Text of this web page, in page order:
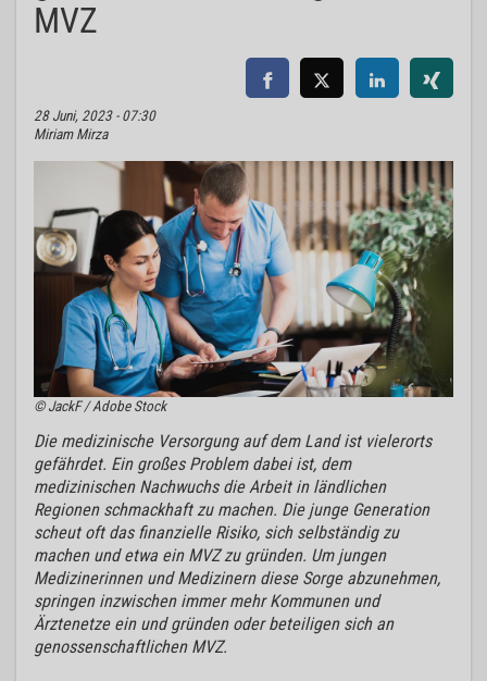
MVZ
28 Juni, 2023 - 07:30
Miriam Mirza
© JackF / Adobe Stock
Die medizinische Versorgung auf dem Land ist vielerorts
gefährdet. Ein großes Problem dabei ist, dem
medizinischen Nachwuchs die Arbeit in ländlichen
Regionen schmackhaft zu machen. Die junge Generation
scheut oft das finanzielle Risiko, sich selbständig zu
machen und etwa ein MVZ zu gründen. Um jungen
Medizinerinnen und Medizinern diese Sorge abzunehmen,
springen inzwischen immer mehr Kommunen und
Ärztenetze ein und gründen oder beteiligen sich an
genossenschaftlichen MVZ.